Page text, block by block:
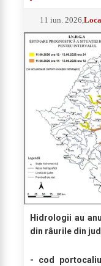
11 iun. 2026 ,
Hidrologii au
din râurile din
- cod